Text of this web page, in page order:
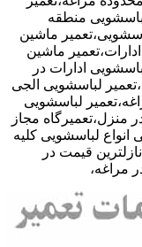
منطقه
ماشین
ماشین
ادارات در
لباسشویی الجی
لباسشویی
منزل،تعمیرگاه مجاز
لباسشویی کلیه
قیمت در
مراغه،